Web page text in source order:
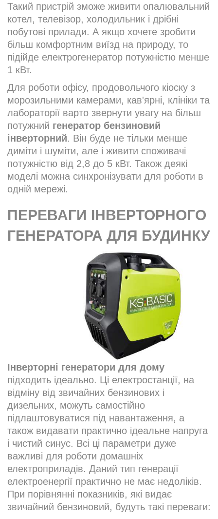
Такий пристрій зможе живити опалювальний
котел, телевізор, холодильник і дрібні
побутові прилади. А якщо хочете зробити
більш комфортним виїзд на природу, то
підійде електрогенератор потужністю менше
1 кВт.
Для роботи офісу, продовольчого кіоску з
морозильними камерами, кав'ярні, клініки та
лабораторії варто звернути увагу на більш
потужний генератор бензиновий
інверторний. Він буде не тільки менше
диміти і шуміти, але і живити споживачі
потужністю від 2,8 до 5 кВт. Також деякі
моделі можна синхронізувати для роботи в
одній мережі.
ПЕРЕВАГИ ІНВЕРТОРНОГО
ГЕНЕРАТОРА ДЛЯ БУДИНКУ
Інверторні генератори для дому
підходить ідеально. Ці електростанції, на
відміну від звичайних бензинових і
дизельних, можуть самостійно
підлаштовуватися під навантаження, а
також видавати практично ідеальне напруга
і чистий синус. Всі ці параметри дуже
важливі для роботи домашніх
електроприладів. Даний тип генерації
електроенергії практично не має недоліків.
При порівнянні показників, які видає
звичайний бензиновий, будуть такі переваги: